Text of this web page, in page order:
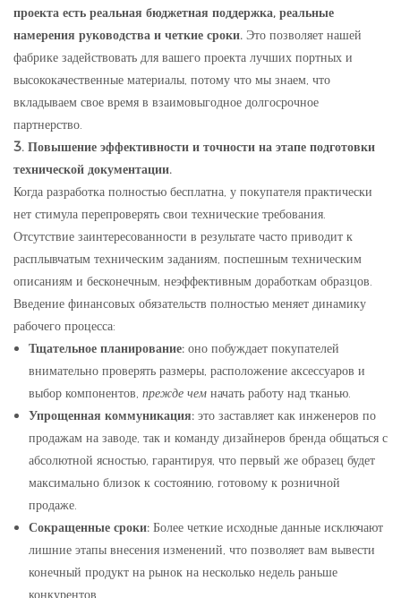
проекта есть реальная бюджетная поддержка, реальные
намерения руководства и четкие сроки. Это позволяет нашей
фабрике задействовать для вашего проекта лучших портных и
высококачественные материалы, потому что мы знаем, что
вкладываем свое время в взаимовыгодное долгосрочное
партнерство.
3. Повышение эффективности и точности на этапе подготовки
технической документации.
Когда разработка полностью бесплатна, у покупателя практически
нет стимула перепроверять свои технические требования.
Отсутствие заинтересованности в результате часто приводит к
расплывчатым техническим заданиям, поспешным техническим
описаниям и бесконечным, неэффективным доработкам образцов.
Введение финансовых обязательств полностью меняет динамику
рабочего процесса:
Тщательное планирование:оно побуждает покупателей
внимательно проверять размеры, расположение аксессуаров и
выбор компонентов, прежде чемначать работу над тканью.
Упрощенная коммуникация:это заставляет как инженеров по
продажам на заводе, так и команду дизайнеров бренда общаться с
абсолютной ясностью, гарантируя, что первый же образец будет
максимально близок к состоянию, готовому к розничной
продаже.
Сокращенные сроки:Более четкие исходные данные исключают
лишние этапы внесения изменений, что позволяет вам вывести
конечный продукт на рынок на несколько недель раньше
конкурентов.